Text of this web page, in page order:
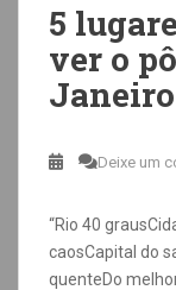
5
ver o
Janeiro
Deixe um
“Rio 40
caosCapital do
quenteDo